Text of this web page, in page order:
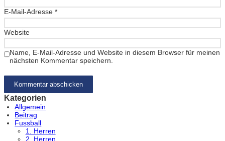
E-Mail-Adresse *
Website
Name, E-Mail-Adresse und Website in diesem Browser für meinen
nächsten Kommentar speichern.
Kategorien
Allgemein
Beitrag
Fussball
1. Herren
2. Herren